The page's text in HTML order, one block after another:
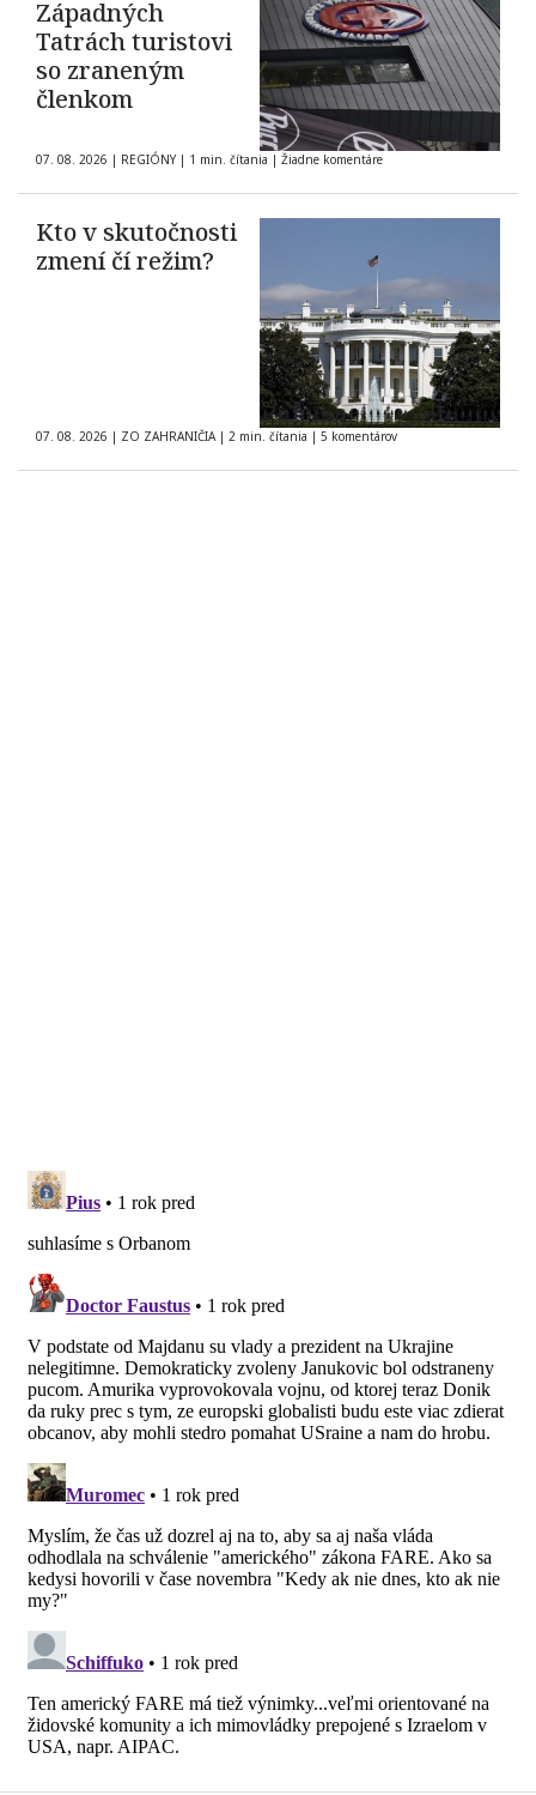
Západných
Tatrách turistovi
so zraneným
členkom
07. 08. 2026 | REGIÓNY | 1 min. čítania | Žiadne komentáre
Kto v skutočnosti
zmení čí režim?
07. 08. 2026 | ZO ZAHRANIČIA | 2 min. čítania | 5 komentárov